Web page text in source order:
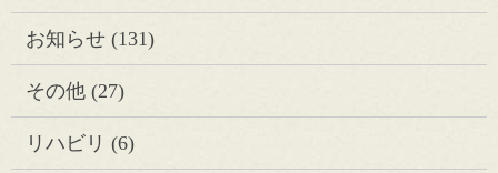
お知らせ(131)
その他(27)
リハビリ (6)